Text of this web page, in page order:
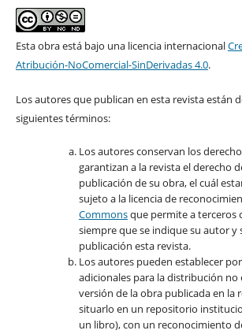
Esta obra está bajo una licencia internacional
Atribución-NoComercial-SinDerivadas 4.0.
Los autores que publican en esta revista están
siguientes términos:
Los autores conservan los
garantizan a la revista el derecho
publicación de su obra, el cuál
sujeto a la licencia de
Commonsque permite a terceros
siempre que se indique su autor y
publicación esta revista.
Los autores pueden establecer
adicionales para la distribución no
versión de la obra publicada en la
situarlo en un repositorio
un libro), con un reconocimiento